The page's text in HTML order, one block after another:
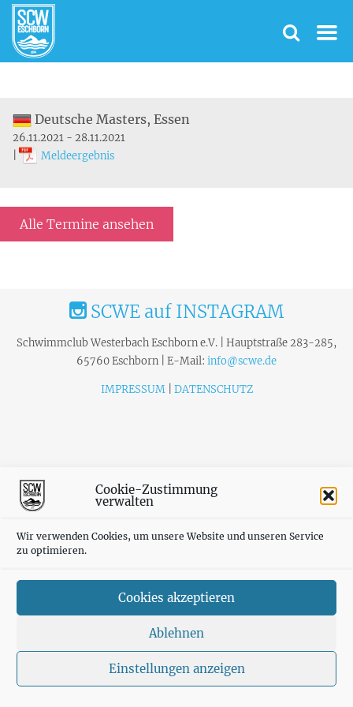
Cookie-Zustimmung
verwalten
Wir verwenden Cookies, um unsere Website und unseren Service
zu optimieren.
Cookies akzeptieren
Ablehnen
Einstellungen anzeigen
Deutsche Masters, Essen
26.11.2021 - 28.11.2021
Meldeergebnis
Alle Termine ansehen
SCWE auf INSTAGRAM
Schwimmclub Westerbach Eschborn e.V. | Hauptstraße 283-285,
65760 Eschborn | E-Mail: info@scwe.de
IMPRESSUM| DATENSCHUTZ